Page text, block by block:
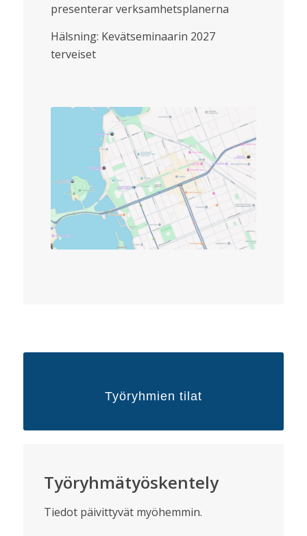
presenterar verksamhetsplanerna
Hälsning: Kevätseminaarin 2027
terveiset
Työryhmien tilat
Työryhmätyöskentely
Tiedot päivittyvät myöhemmin.